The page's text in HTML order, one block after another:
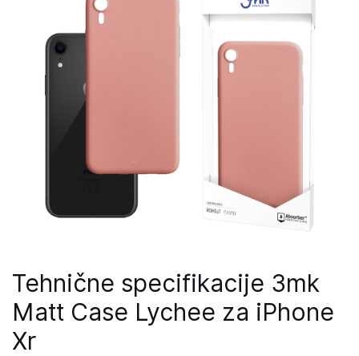
Tehnične specifikacije 3mk
Matt Case Lychee za iPhone
Xr